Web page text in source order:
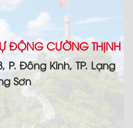
ĐỘNG CƯỜNG THỊNH
P. Đông Kinh, TP. Lạng
Sơn